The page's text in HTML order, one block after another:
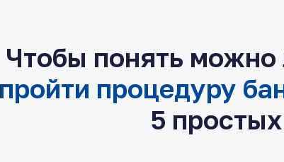
Чтобы понять
пройти процедуру
5